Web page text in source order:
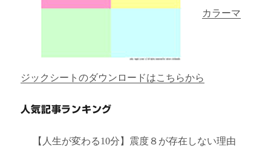
カラーマ
ジックシートのダウンロードはこちらから
人気記事ランキング
【人生が変わる10分】震度８が存在しない理由